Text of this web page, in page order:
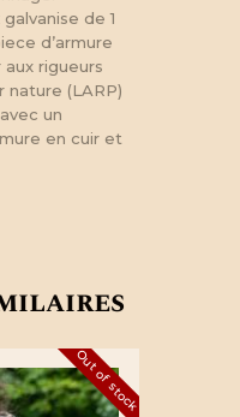
de 1
d’armure
rigueurs
nature (LARP)
un
en cuir et
Out of stock